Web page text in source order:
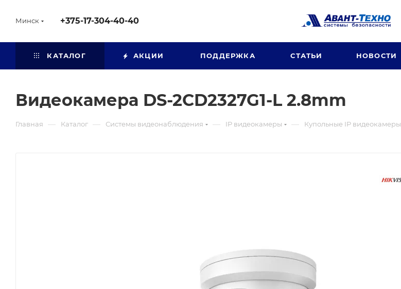
Минск +375-17-304-40-40
КАТАЛОГ АКЦИИ ПОДДЕРЖКА СТАТЬИ НОВОСТИ
Видеокамера DS-2CD2327G1-L 2.8mm
Главная — Каталог — Системы видеонаблюдения — IP видеокамеры — Купольные IP видеокамеры